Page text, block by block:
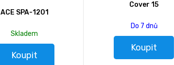
Cover 15
Do 7 dnů
Koupit
ACE SPA-1201
Skladem
Koupit